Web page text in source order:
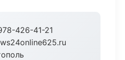
426-41-21